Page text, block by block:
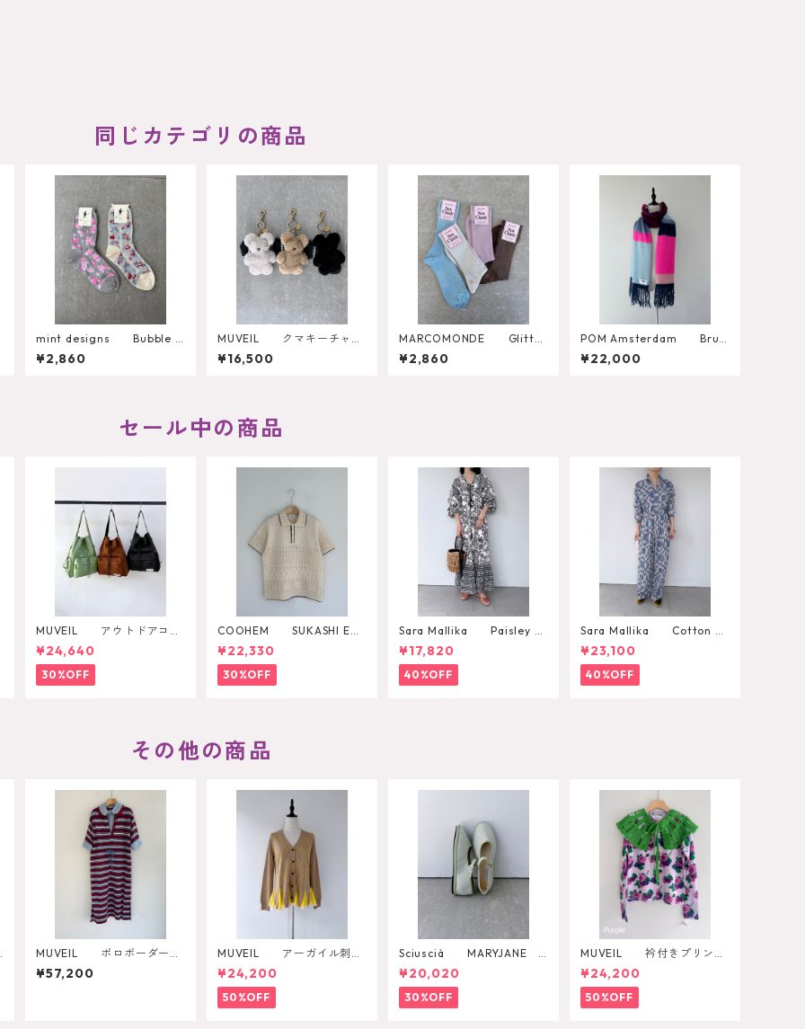
同じカテゴリの商品
mint designs Bubble F
lower Socks （492SO4
LW04）
¥2,860
MUVEIL クマキーチャー
ム
¥16,500
MARCOMONDE Glitter
Ribbed Socks
¥2,860
POM Amsterdam Brus
hed Stripes Blue Shawl
¥22,000
セール中の商品
MUVEIL アウトドアコラ
ボ2WAYリュック
¥24,640
30%OFF
COOHEM SUKASHI EM
BOSSED KNIT PULLOVER
¥22,330
30%OFF
Sara Mallika Paisley Fl
ower Print Dress
¥17,820
40%OFF
Sara Mallika Cotton Fl
ower Signal Print All In O
ne
¥23,100
40%OFF
その他の商品
MUVEIL ポロボーダーワ
ンピース MA262UA001
¥57,200
MUVEIL アーガイル刺繍
カーディガン
¥24,200
50%OFF
Sciuscià MARYJANE
（ARTICHOKE）
¥20,020
30%OFF
MUVEIL 衿付きプリント
カーディガン
¥24,200
50%OFF